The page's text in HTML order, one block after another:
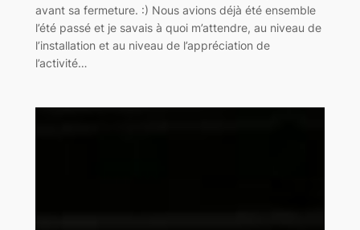
avant sa fermeture. :) Nous avions déjà été ensemble
l’été passé et je savais à quoi m’attendre, au niveau de
l’installation et au niveau de l’appréciation de
l’activité…